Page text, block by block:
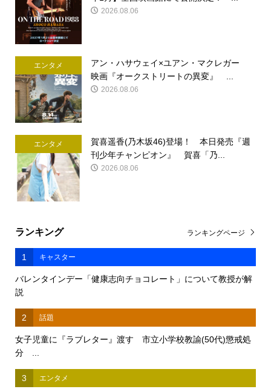
2026.08.06
エンタメ
アン・ハサウェイ×ユアン・マクレガー
映画『オークストリートの異変』 ...
2026.08.06
エンタメ
賀喜遥香(乃木坂46)登場！ 本日発売『週
刊少年チャンピオン』 賀喜「乃...
2026.08.06
ランキング
1 キャスター
バレンタインデー「健康志向チョコレート」について教授が解
説
2 話題
女子児童に『ラブレター』渡す 市立小学校教諭(50代)懲戒処
分 ...
3 エンタメ
ランキングページ